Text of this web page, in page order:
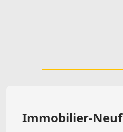
Immobilier-Neuf